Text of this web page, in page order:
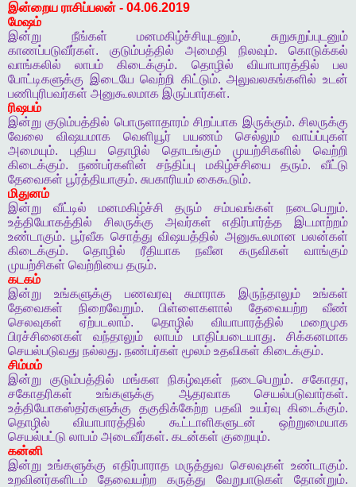
இன்றைய ராசிப்பலன் - 04.06.2019
மேஷம்
இன்று
நீங்கள் மனமகிழ்ச்சியுடனும்,சுறுசுறுப்புடனும்
காணப்படுவீர்கள். குடும்பத்தில் அமைதி நிலவும். கொடுக்கல்
வாங்கலில்
லாபம் கிடைக்கும். தொழில் வியாபாரத்தில்
பல
போட்டிகளுக்கு இடையே வெற்றி கிட்டும்.அலுவலகங்களில் உடன்
பணிபுரிபவர்கள் அனுகூலமாக இருப்பார்கள்.
ரிஷபம்
இன்று குடும்பத்தில் பொருளாதாரம் சிறப்பாக இருக்கும்.சிலருக்கு
வேலை
விஷயமாக வெளியூர் பயணம் செல்லும்
வாய்ப்புகள்
அமையும். புதிய தொழில் தொடங்கும் முயற்சிகளில்
வெற்றி
கிடைக்கும். நண்பர்களின் சந்திப்பு மகிழ்ச்சியை தரும்.வீட்டு
தேவைகள் பூர்த்தியாகும். சுபகாரியம் கைகூடும்.
மிதுனம்
இன்று
வீட்டில் மனமகிழ்ச்சி தரும் சம்பவங்கள் நடைபெறும்.
உத்தியோகத்தில்
சிலருக்கு அவர்கள் எதிர்பார்த்த
இடமாற்றம்
உண்டாகும்.பூர்வீக சொத்து விஷயத்தில் அனுகூலமான பலன்கள்
கிடைக்கும். தொழில் ரீதியாக நவீன கருவிகள்
வாங்கும்
முயற்சிகள் வெற்றியை தரும்.
கடகம்
இன்று
உங்களுக்கு பணவரவு சுமாராக இருந்தாலும்
உங்கள்
தேவைகள்
நிறைவேறும். பிள்ளைகளால் தேவையற்ற
வீண்
செலவுகள்
ஏற்படலாம். தொழில் வியாபாரத்தில்
மறைமுக
பிரச்சினைகள்
வந்தாலும் லாபம் பாதிப்படையாது. சிக்கனமாக
செயல்படுவது நல்லது. நண்பர்கள் மூலம் உதவிகள் கிடைக்கும்.
சிம்மம்
இன்று
குடும்பத்தில் மங்கள நிகழ்வுகள் நடைபெறும்.சகோதர,
சகோதரிகள்
உங்களுக்கு ஆதரவாக செயல்படுவார்கள்.
உத்தியோகஸ்தர்களுக்கு
தகுதிக்கேற்ற பதவி உயர்வு கிடைக்கும்.
தொழில்
வியாபாரத்தில் கூட்டாளிகளுடன்
ஒற்றுமையாக
செயல்பட்டு லாபம் அடைவீர்கள். கடன்கள் குறையும்.
கன்னி
இன்று உங்களுக்கு எதிர்பாராத மருத்துவ செலவுகள் உண்டாகும்.
உறவினர்களிடம்
தேவையற்ற கருத்து வேறுபாடுகள் தோன்றும்.